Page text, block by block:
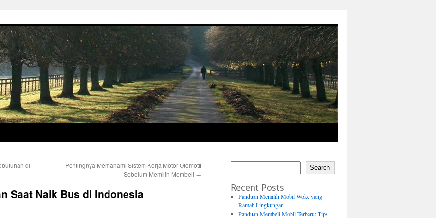
di
Pentingnya Memahami Sistem Kerja Motor Otomotif
Sebelum Memilih Membeli →
Saat Naik Bus di Indonesia
Search
Recent Posts
Panduan Memilih Mobil Woke yang
Ramah Lingkungan
Panduan Membeli Mobil Terbaru: Tips